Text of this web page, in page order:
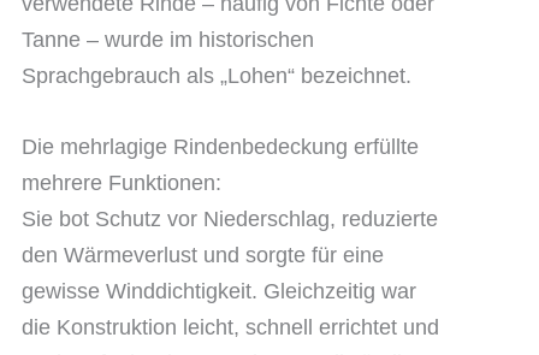
Tanne – wurde im historischen
Sprachgebrauch als „Lohen“ bezeichnet.
Die mehrlagige Rindenbedeckung erfüllte
mehrere Funktionen:
Sie bot Schutz vor Niederschlag, reduzierte
den Wärmeverlust und sorgte für eine
gewisse Winddichtigkeit. Gleichzeitig war
die Konstruktion leicht, schnell errichtet und